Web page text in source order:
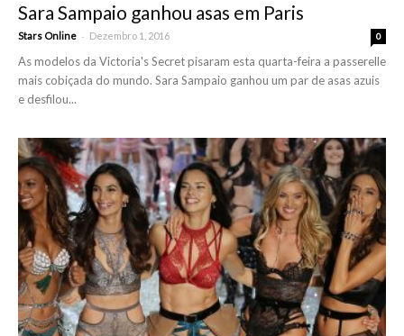
Sara Sampaio ganhou asas em Paris
Stars Online - Dezembro 1, 2016 0
As modelos da Victoria's Secret pisaram esta quarta-feira a passerelle
mais cobiçada do mundo. Sara Sampaio ganhou um par de asas azuis
e desfilou...